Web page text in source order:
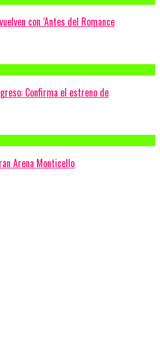
con ‘Antes del Romance
Confirma el estreno de
Arena Monticello